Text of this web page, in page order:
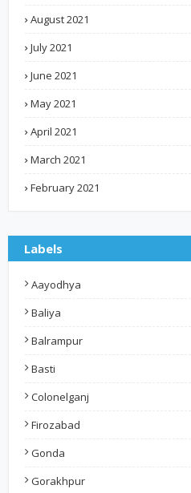
August 2021
July 2021
June 2021
May 2021
April 2021
March 2021
February 2021
Labels
Aayodhya
Baliya
Balrampur
Basti
Colonelganj
Firozabad
Gonda
Gorakhpur